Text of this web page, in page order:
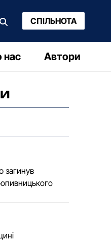
СПІЛЬНОТА
нас Автори
загинув